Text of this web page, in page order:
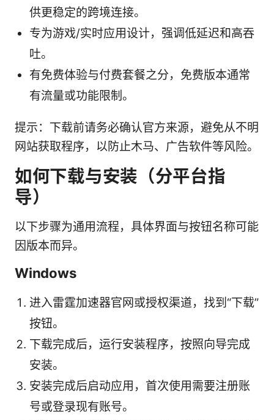
供更稳定的跨境连接。
专为游戏/实时应用设计，强调低延迟和高吞
吐。
有免费体验与付费套餐之分，免费版本通常
有流量或功能限制。
提示：下载前请务必确认官方来源，避免从不明
网站获取程序，以防止木马、广告软件等风险。
如何下载与安装（分平台指
导）
以下步骤为通用流程，具体界面与按钮名称可能
因版本而异。
Windows
进入雷霆加速器官网或授权渠道，找到“下载”
按钮。
下载完成后，运行安装程序，按照向导完成
安装。
安装完成后启动应用，首次使用需要注册账
号或登录现有账号。